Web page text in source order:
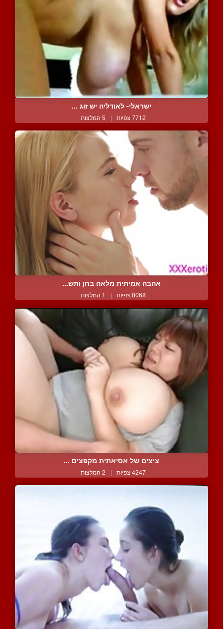
ישראלי- לאודליה יש זוג ...
7712 צפיות | 5 המלצות
אהבה אמיתית מלאה בחן ותש...
8068 צפיות | 1 המלצות
ציצים של אסיאתית מקפצים ...
4247 צפיות | 2 המלצות